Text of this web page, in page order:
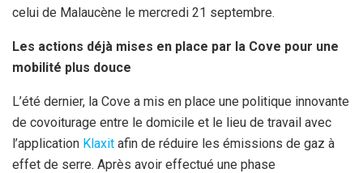
celui de Malaucène le mercredi 21 septembre.
Les actions déjà mises en place par la Cove pour une
mobilité plus douce
L’été dernier, la Cove a mis en place une politique innovante
de covoiturage entre le domicile et le lieu de travail avec
l’application Klaxit afin de réduire les émissions de gaz à
effet de serre. Après avoir effectué une phase